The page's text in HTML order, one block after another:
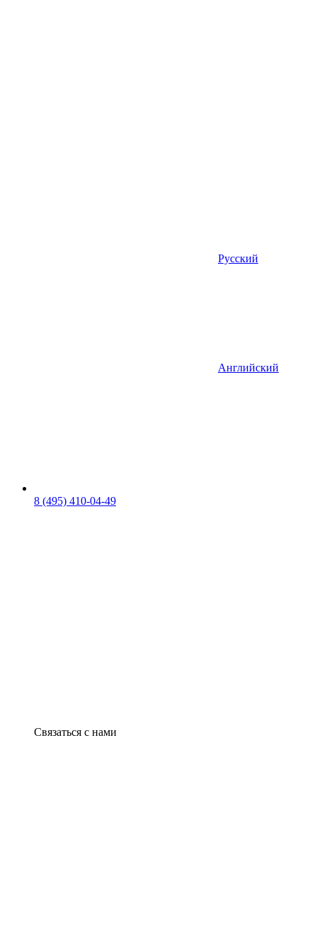
Русский
Английский
8 (495) 410-04-49
Связаться с нами